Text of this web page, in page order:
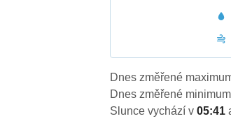
Dnes změřené
Dnes změřené minimum
Slunce vychází v05:41